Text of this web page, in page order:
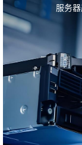
服务